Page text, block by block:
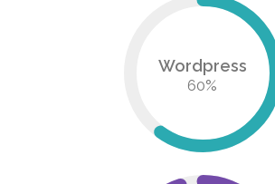
Wordpress
60%